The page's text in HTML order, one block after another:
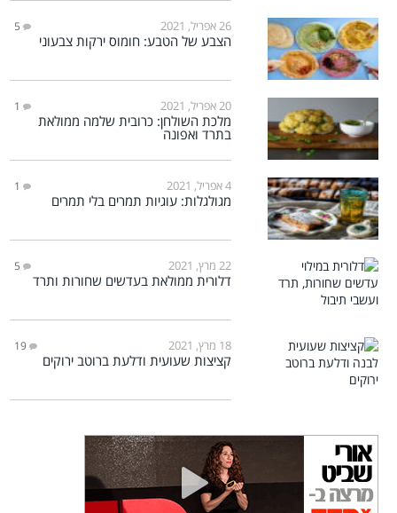
26 אפריל, 2021 5
הצבע של הטבע: חומוס ירקות צבעוני
20 אפריל, 2021 1
מלכת השולחן: כרובית שלמה ממולאת
בתרד ואפונה
4 אפריל, 2021 1
מגולגלות: עוגיות תמרים בלי תמרים
22 מרץ, 2021 5
דלורית ממולאת בעדשים שחורות ותרד
18 מרץ, 2021 19
קציצות שעועית ודלעת ברוטב ירוקים